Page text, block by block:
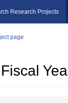
Research Projects
page